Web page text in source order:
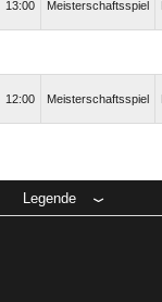
13:00 Meisterschaftsspiel
12:00 Meisterschaftsspiel
Legende